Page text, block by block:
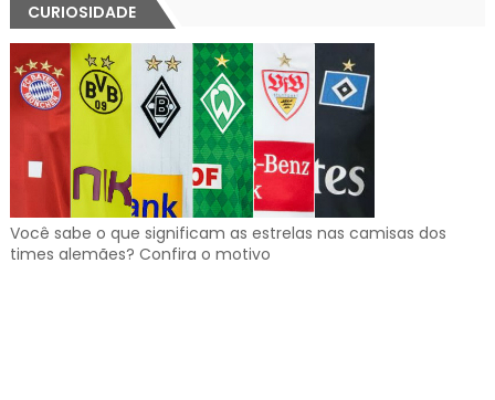
CURIOSIDADE
Você sabe o que significam as estrelas nas camisas dos
times alemães? Confira o motivo